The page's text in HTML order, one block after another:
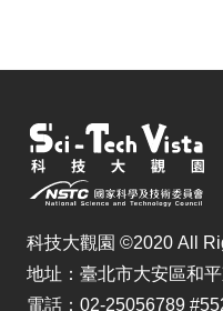
科技大觀園 ©2020 All
地址：臺北市大安區和
電話：02-25056789